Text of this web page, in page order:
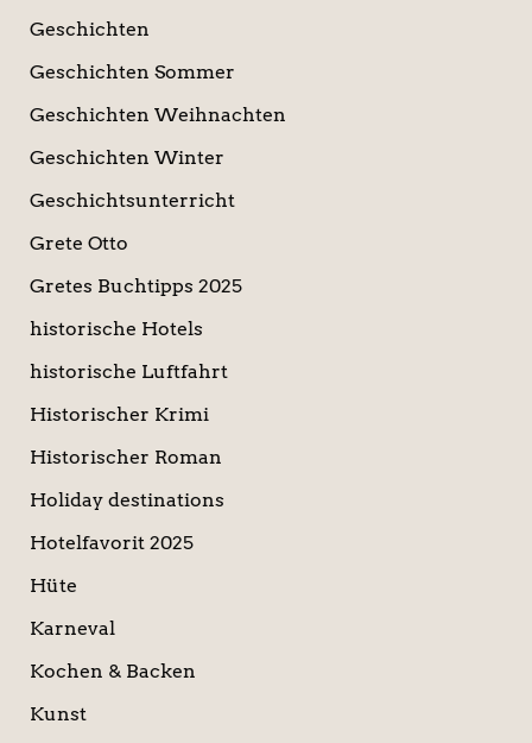
Geschichten
Geschichten Sommer
Geschichten Weihnachten
Geschichten Winter
Geschichtsunterricht
Grete Otto
Gretes Buchtipps 2025
historische Hotels
historische Luftfahrt
Historischer Krimi
Historischer Roman
Holiday destinations
Hotelfavorit 2025
Hüte
Karneval
Kochen & Backen
Kunst